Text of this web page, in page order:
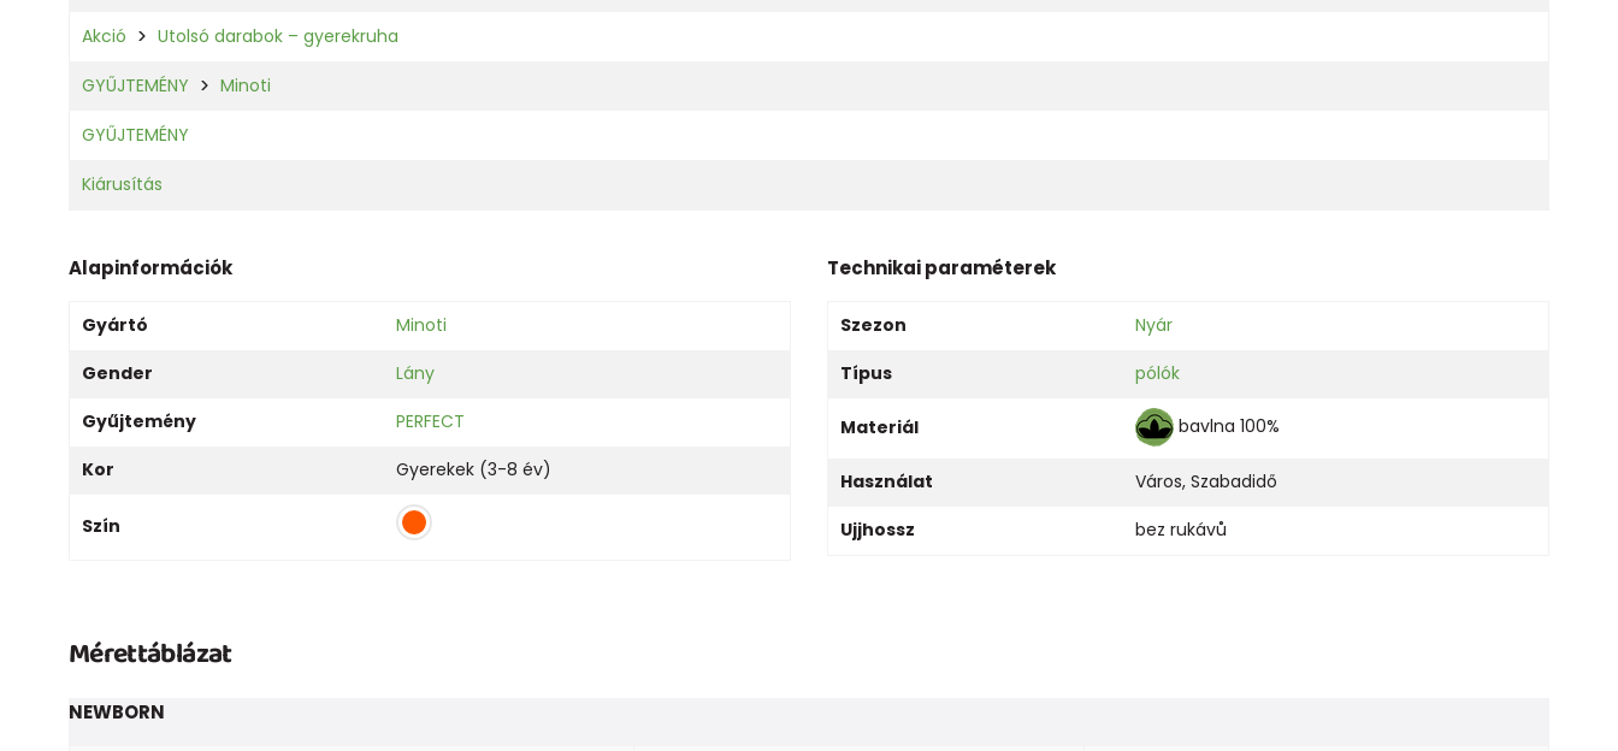
Akció Utolsó darabok – gyerekruha
GYŰJTEMÉNY Minoti
GYŰJTEMÉNY
Kiárusítás
Alapinformációk
Gyártó
Minoti
Gender
Lány
Gyűjtemény
PERFECT
Kor
Gyerekek (3-8 év)
Szín
Technikai paraméterek
Szezon
Nyár
Típus
pólók
Materiál bavlna 100%
Használat Város, Szabadidő
Ujjhossz
bez rukávů
Mérettáblázat
NEWBORN